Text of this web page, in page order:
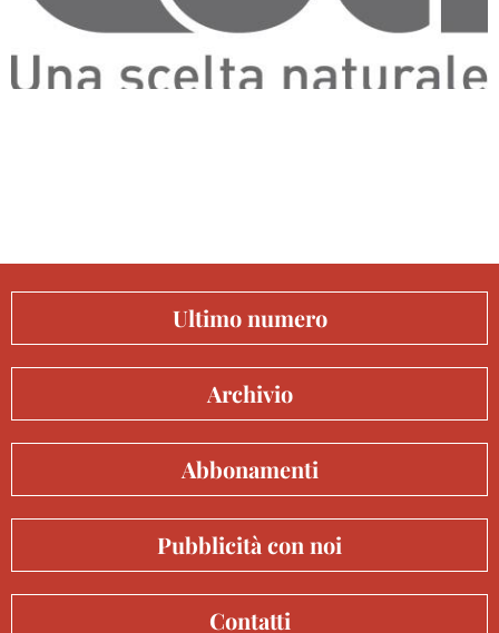
Ultimo numero
Archivio
Abbonamenti
Pubblicità con noi
Contatti